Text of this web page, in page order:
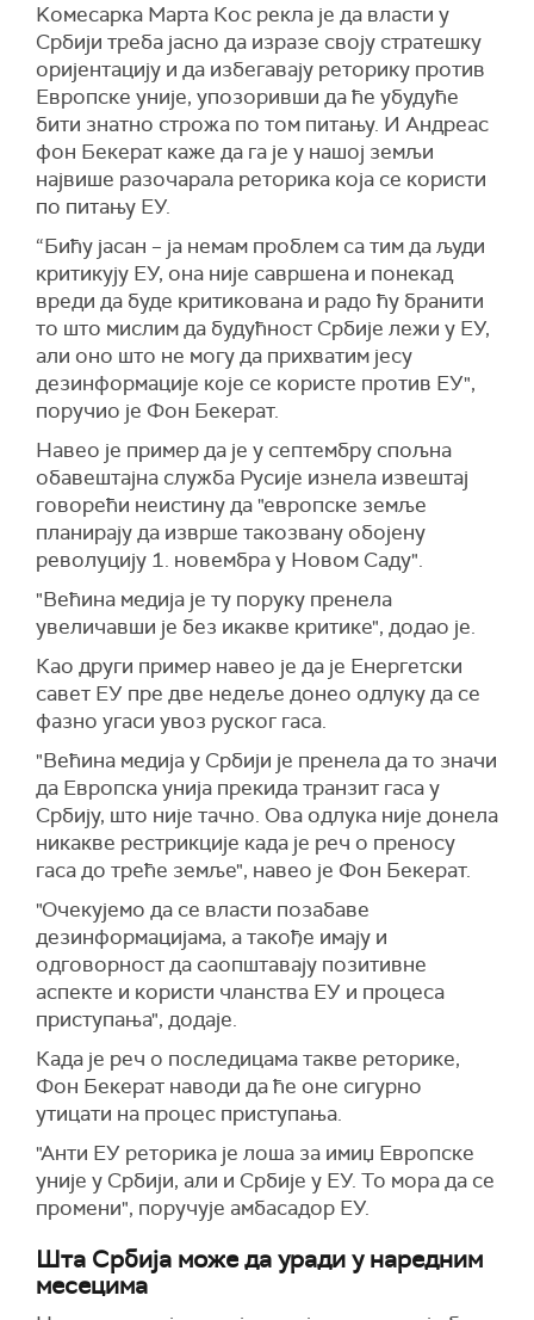
Kомесарка Марта Кос рекла је да власти у
Србији треба јасно да изразе своју стратешку
оријентацију и да избегавају реторику против
Европске уније, упозоривши да ће убудуће
бити знатно строжа по том питању. И Андреас
фон Бекерат каже да га је у нашој земљи
највише разочарала реторика која се користи
по питању ЕУ.
“Бићу јасан – ја немам проблем са тим да људи
критикују ЕУ, она није савршена и понекад
вреди да буде критикована и радо ћу бранити
то што мислим да будућност Србије лежи у ЕУ,
али оно што не могу да прихватим јесу
дезинформације које се користе против ЕУ",
поручио је Фон Бекерат.
Навео је пример да је у септембру спољна
обавештајна служба Русије изнела извештај
говорећи неистину да "европске земље
планирају да изврше такозвану обојену
револуцију 1. новембра у Новом Саду".
"Већина медија је ту поруку пренела
увеличавши је без икакве критике", додао је.
Као други пример навео је да је Енергетски
савет ЕУ пре две недеље донео одлуку да се
фазно угаси увоз руског гаса.
"Већина медија у Србији је пренела да то значи
да Европска унија прекида транзит гаса у
Србију, што није тачно. Ова одлука није донела
никакве рестрикције када је реч о преносу
гаса до треће земље", навео је Фон Бекерат.
"Очекујемо да се власти позабаве
дезинформацијама, а такође имају и
одговорност да саопштавају позитивне
аспекте и користи чланства ЕУ и процеса
приступања", додаје.
Када је реч о последицама такве реторике,
Фон Бекерат наводи да ће оне сигурно
утицати на процес приступања.
"Анти ЕУ реторика је лоша за имиџ Европске
уније у Србији, али и Србије у ЕУ. То мора да се
промени", поручује амбасадор ЕУ.
Шта Србија може да уради у наредним
месецима